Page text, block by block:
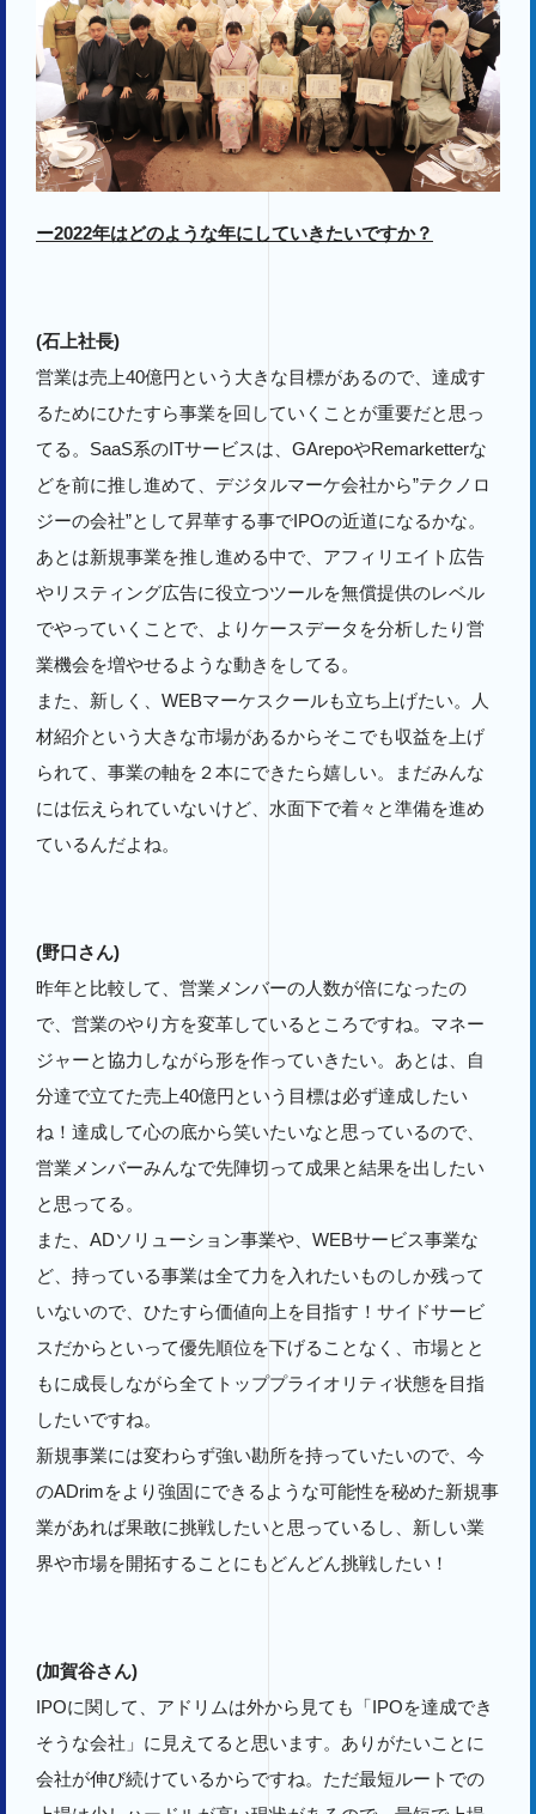
ー2022年はどのような年にしていきたいですか？
(石上社長)
営業は売上40億円という大きな目標があるので、達成す
るためにひたすら事業を回していくことが重要だと思っ
てる。SaaS系のITサービスは、GArepoやRemarketterな
どを前に推し進めて、デジタルマーケ会社から”テクノロ
ジーの会社”として昇華する事でIPOの近道になるかな。
あとは新規事業を推し進める中で、アフィリエイト広告
やリスティング広告に役立つツールを無償提供のレベル
でやっていくことで、よりケースデータを分析したり営
業機会を増やせるような動きをしてる。
また、新しく、WEBマーケスクールも立ち上げたい。人
材紹介という大きな市場があるからそこでも収益を上げ
られて、事業の軸を２本にできたら嬉しい。まだみんな
には伝えられていないけど、水面下で着々と準備を進め
ているんだよね。
(野口さん)
昨年と比較して、営業メンバーの人数が倍になったの
で、営業のやり方を変革しているところですね。マネー
ジャーと協力しながら形を作っていきたい。あとは、自
分達で立てた売上40億円という目標は必ず達成したい
ね！達成して心の底から笑いたいなと思っているので、
営業メンバーみんなで先陣切って成果と結果を出したい
と思ってる。
また、ADソリューション事業や、WEBサービス事業な
ど、持っている事業は全て力を入れたいものしか残って
いないので、ひたすら価値向上を目指す！サイドサービ
スだからといって優先順位を下げることなく、市場とと
もに成長しながら全てトッププライオリティ状態を目指
したいですね。
新規事業には変わらず強い勘所を持っていたいので、今
のADrimをより強固にできるような可能性を秘めた新規事
業があれば果敢に挑戦したいと思っているし、新しい業
界や市場を開拓することにもどんどん挑戦したい！
(加賀谷さん)
IPOに関して、アドリムは外から見ても「IPOを達成でき
そうな会社」に見えてると思います。ありがたいことに
会社が伸び続けているからですね。ただ最短ルートでの